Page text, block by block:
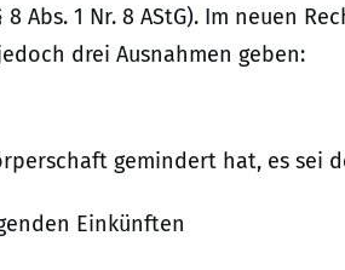
Abs. 1 Nr. 8 AStG). Im neuen
drei Ausnahmen geben:
gemindert hat, es sei
Einkünften